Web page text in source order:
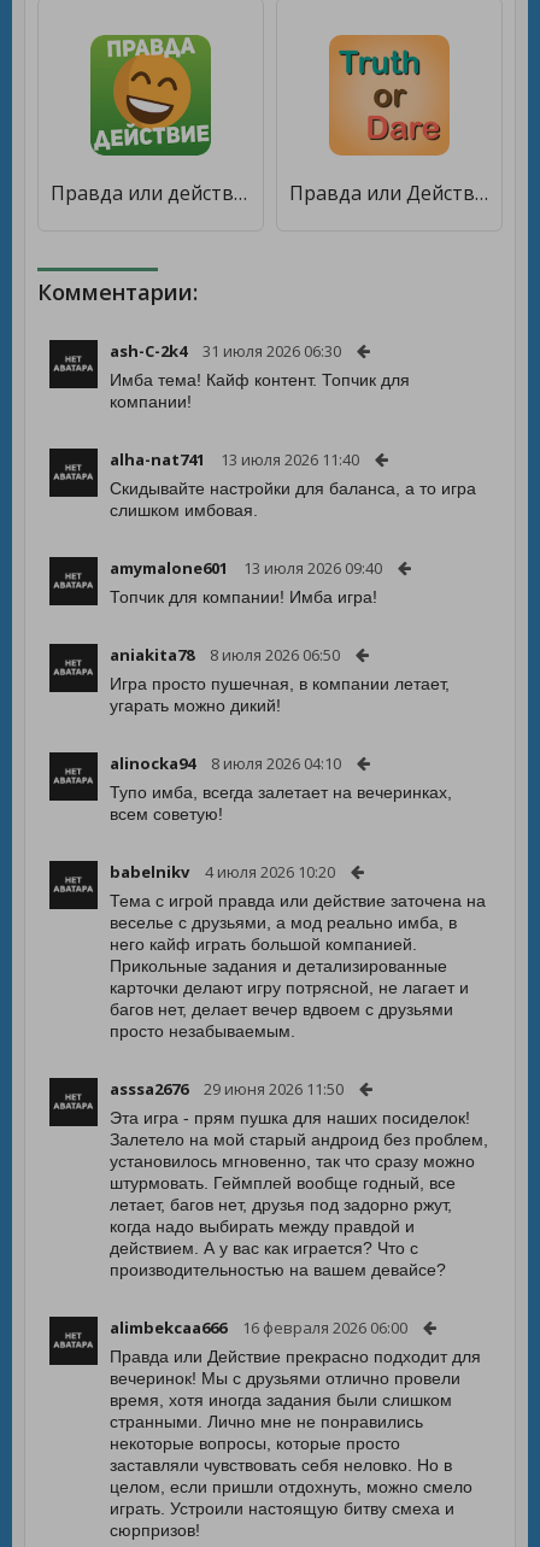
Правда или действие — игра для взрослых 18+ & 21+ [Бесплатные покупки] Правда или Действие для подростков [Бесплатные покупки]
Комментарии:
ash-C-2k4 31 июля 2026 06:30
Имба тема! Кайф контент. Топчик для
компании!
alha-nat741 13 июля 2026 11:40
Скидывайте настройки для баланса, а то игра
слишком имбовая.
amymalone601 13 июля 2026 09:40
Топчик для компании! Имба игра!
aniakita78 8 июля 2026 06:50
Игра просто пушечная, в компании летает,
угарать можно дикий!
alinocka94 8 июля 2026 04:10
Тупо имба, всегда залетает на вечеринках,
всем советую!
babelnikv 4 июля 2026 10:20
Тема с игрой правда или действие заточена на
веселье с друзьями, а мод реально имба, в
него кайф играть большой компанией.
Прикольные задания и детализированные
карточки делают игру потрясной, не лагает и
багов нет, делает вечер вдвоем с друзьями
просто незабываемым.
asssa2676 29 июня 2026 11:50
Эта игра - прям пушка для наших посиделок!
Залетело на мой старый андроид без проблем,
установилось мгновенно, так что сразу можно
штурмовать. Геймплей вообще годный, все
летает, багов нет, друзья под задорно ржут,
когда надо выбирать между правдой и
действием. А у вас как играется? Что с
производительностью на вашем девайсе?
alimbekcaa666 16 февраля 2026 06:00
Правда или Действие прекрасно подходит для
вечеринок! Мы с друзьями отлично провели
время, хотя иногда задания были слишком
странными. Лично мне не понравились
некоторые вопросы, которые просто
заставляли чувствовать себя неловко. Но в
целом, если пришли отдохнуть, можно смело
играть. Устроили настоящую битву смеха и
сюрпризов!